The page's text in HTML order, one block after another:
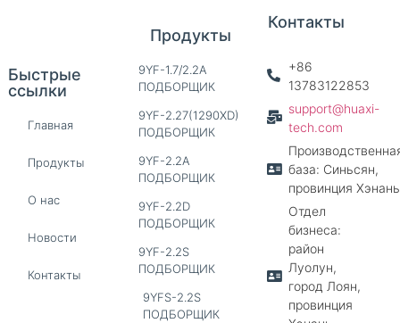
Быстрые
ссылки
Главная
Продукты
О нас
Новости
Контакты
Продукты
9YF-1.7/2.2A
ПОДБОРЩИК
9YF-2.27(1290XD)
ПОДБОРЩИК
9YF-2.2A
ПОДБОРЩИК
9YF-2.2D
ПОДБОРЩИК
9YF-2.2S
ПОДБОРЩИК
9YFS-2.2S
ПОДБОРЩИК
Контакты
+86
13783122853
support@huaxi-
tech.com
база: Синьсян,
провинция
Отдел
бизнеса:
район
Луолун,
город Лоян,
провинция